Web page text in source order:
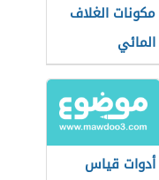
مكونات الغلاف
المائي
أدوات قياس